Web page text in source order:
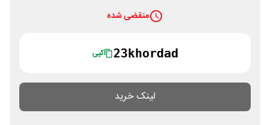
منقضی شده
23khordad کپی
لینک خرید